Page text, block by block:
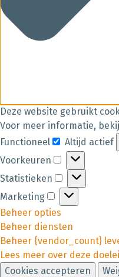
Deze website gebruikt
Voor meer informatie,
Functioneel
Altijd actief
Voorkeuren
Statistieken
Marketing
Beheer opties
Beheer diensten
Beheer {vendor_count}
Lees meer over deze
Cookies accepteren